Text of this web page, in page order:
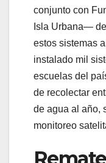
conjunto con
Isla Urbana—
estos sistemas
instalado mil
escuelas del
de recolectar
de agua al año,
monitoreo